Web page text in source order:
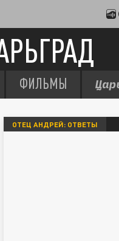
ФИЛЬМЫ
ОТЕЦ АНДРЕЙ: ОТВЕТЫ